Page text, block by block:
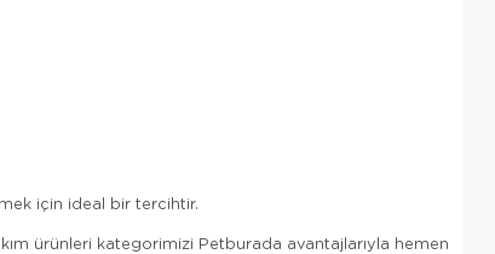
için ideal bir tercihtir.
ürünleri kategorimizi Petburada avantajlarıyla hemen